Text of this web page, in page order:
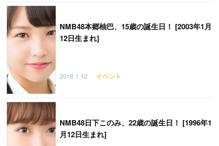
NMB48本郷柚巴、15歳の誕生日！ [2003年1月
12日生まれ]
2018.1.12 イベント
NMB48日下このみ、22歳の誕生日！ [1996年1
月12日生まれ]